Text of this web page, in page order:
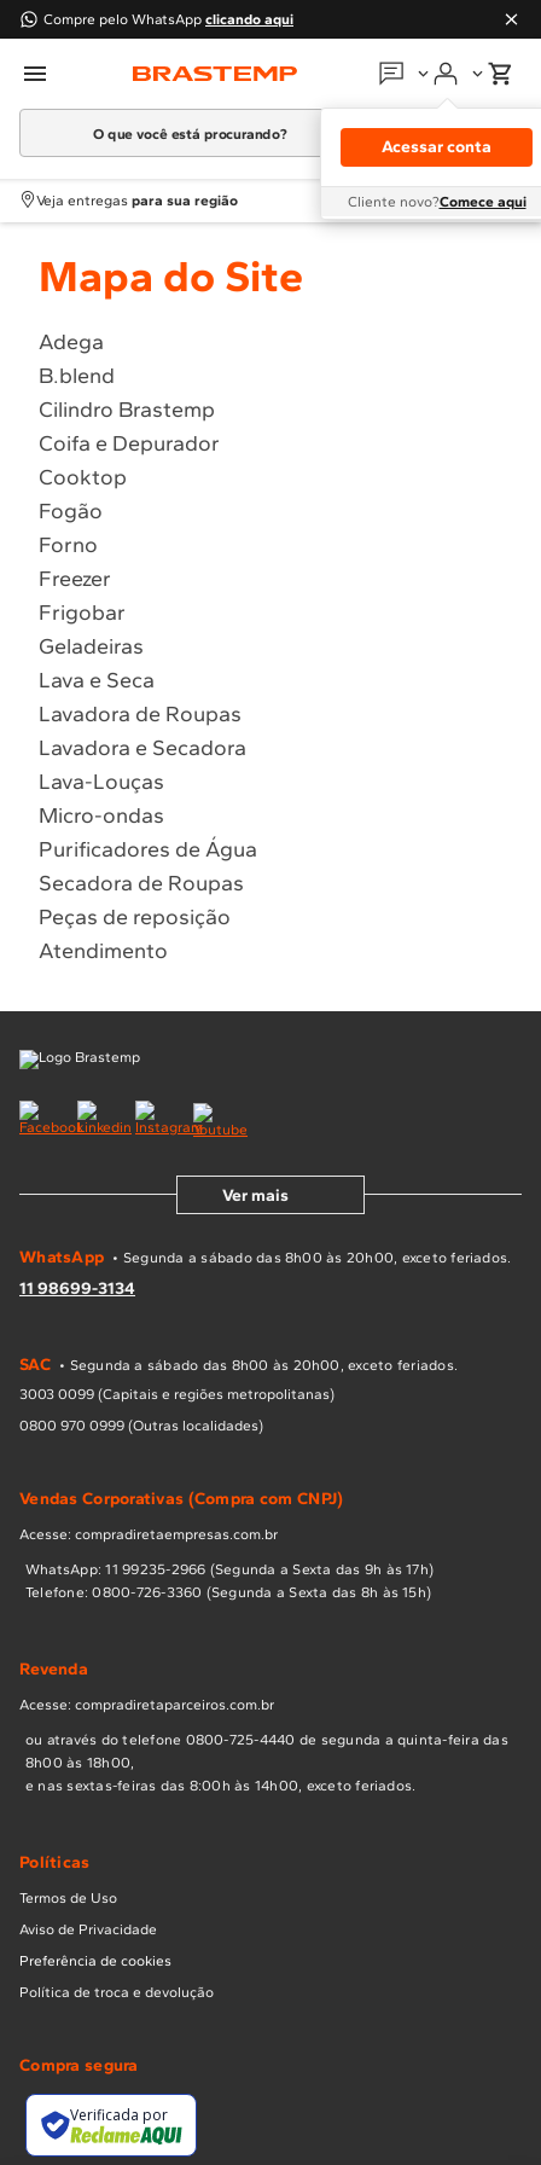
Compre pelo WhatsApp clicando aqui
Em que podemos ajudar?
Atendimento Brastemp
Localizar assistência técnica
Acessar conta
Cliente novo?Comece aqui
O que você está procurando?
Termos mais buscados
1º Geladeira
2
Fogao
4 º Lava Louça
5 º Cooktop
6º Microondas Brastemp
7º Forno
8º Embutir
9º Lava Seca
Veja entregas para sua região
Mapa do Site
Adega
B.blend
Cilindro Brastemp
Coifa e Depurador
Cooktop
Fogão
Forno
Freezer
Frigobar
Geladeiras
Lava e Seca
Lavadora de Roupas
Lavadora e Secadora
Lava-Louças
Micro-ondas
Purificadores de Água
Secadora de Roupas
Peças de reposição
Atendimento
Ver mais
WhatsApp • Segunda a sábado das 8h00 às 20h00, exceto feriados.
11 98699-3134
SAC • Segunda a sábado das 8h00 às 20h00, exceto feriados.
3003 0099 (Capitais e regiões metropolitanas)
0800 970 0999 (Outras localidades)
Vendas Corporativas (Compra com CNPJ)
Acesse: compradiretaempresas.com.br
WhatsApp: 11 99235-2966 (Segunda a Sexta das 9h às 17h)
Telefone: 0800-726-3360 (Segunda a Sexta das 8h às 15h)
Revenda
Acesse: compradiretaparceiros.com.br
ou através do telefone 0800-725-4440 de segunda a quinta-feira das
8h00 às 18h00,
e nas sextas-feiras das 8:00h às 14h00, exceto feriados.
Políticas
Termos de Uso
Aviso de Privacidade
Preferência de cookies
Política de troca e devolução
Compra segura
Verificada por